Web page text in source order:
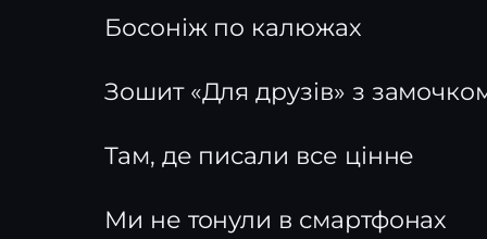
Босоніж по калюжах
Зошит «Для друзів» з
Там, де писали все цінне
Ми не тонули в смартфонах